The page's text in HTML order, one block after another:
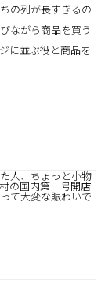
の列が長すぎるの
ながら商品を買う
に並ぶ役と商品を
人、ちょっと小物
の国内第一号開店
て大変な賑わいで